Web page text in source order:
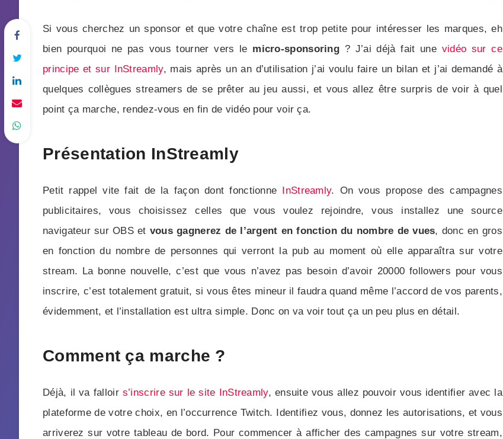
Si vous cherchez un sponsor et que votre chaîne est trop petite pour intéresser les marques, eh
bien pourquoi ne pas vous tourner vers le micro-sponsoring ? J’ai déjà fait une vidéo sur ce
principe et sur InStreamly, mais après un an d’utilisation j’ai voulu faire un bilan et j’ai demandé à
quelques collègues streamers de se prêter au jeu aussi, et vous allez être surpris de voir à quel
point ça marche, rendez-vous en fin de vidéo pour voir ça.
Présentation InStreamly
Petit rappel vite fait de la façon dont fonctionne InStreamly. On vous propose des campagnes
publicitaires, vous choisissez celles que vous voulez rejoindre, vous installez une source
navigateur sur OBS et vous gagnerez de l’argent en fonction du nombre de vues, donc en gros
en fonction du nombre de personnes qui verront la pub au moment où elle apparaîtra sur votre
stream. La bonne nouvelle, c’est que vous n’avez pas besoin d’avoir 20000 followers pour vous
inscrire, c’est totalement gratuit, si vous êtes mineur il faudra quand même l’accord de vos parents,
évidemment, et l’installation est ultra simple. Donc on va voir tout ça un peu plus en détail.
Comment ça marche ?
Déjà, il va falloir s’inscrire sur le site InStreamly, ensuite vous allez pouvoir vous identifier avec la
plateforme de votre choix, en l’occurrence Twitch. Identifiez vous, donnez les autorisations, et vous
arriverez sur votre tableau de bord. Pour commencer à afficher des campagnes sur votre stream,